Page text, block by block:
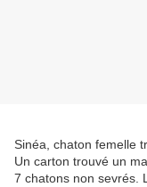
Sinéa, chaton femelle
Un carton trouvé un
7 chatons non sevrés.